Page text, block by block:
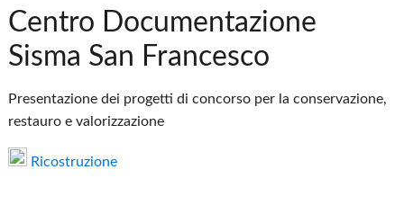
Centro Documentazione
Sisma San Francesco
Presentazione dei progetti di concorso per la conservazione,
restauro e valorizzazione
Ricostruzione